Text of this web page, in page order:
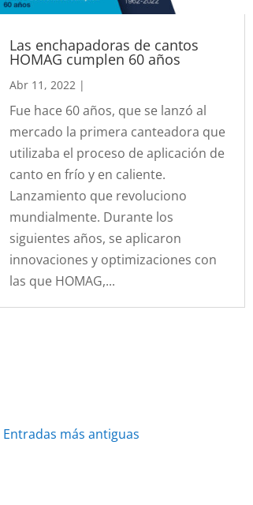
Las enchapadoras de cantos
HOMAG cumplen 60 años
Abr 11, 2022 |
Fue hace 60 años, que se lanzó al
mercado la primera canteadora que
utilizaba el proceso de aplicación de
canto en frío y en caliente.
Lanzamiento que revoluciono
mundialmente. Durante los
siguientes años, se aplicaron
innovaciones y optimizaciones con
las que HOMAG,...
Entradas más antiguas